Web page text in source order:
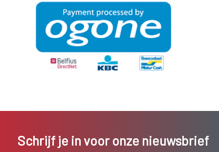
Schrijf je in voor onze nieuwsbrief